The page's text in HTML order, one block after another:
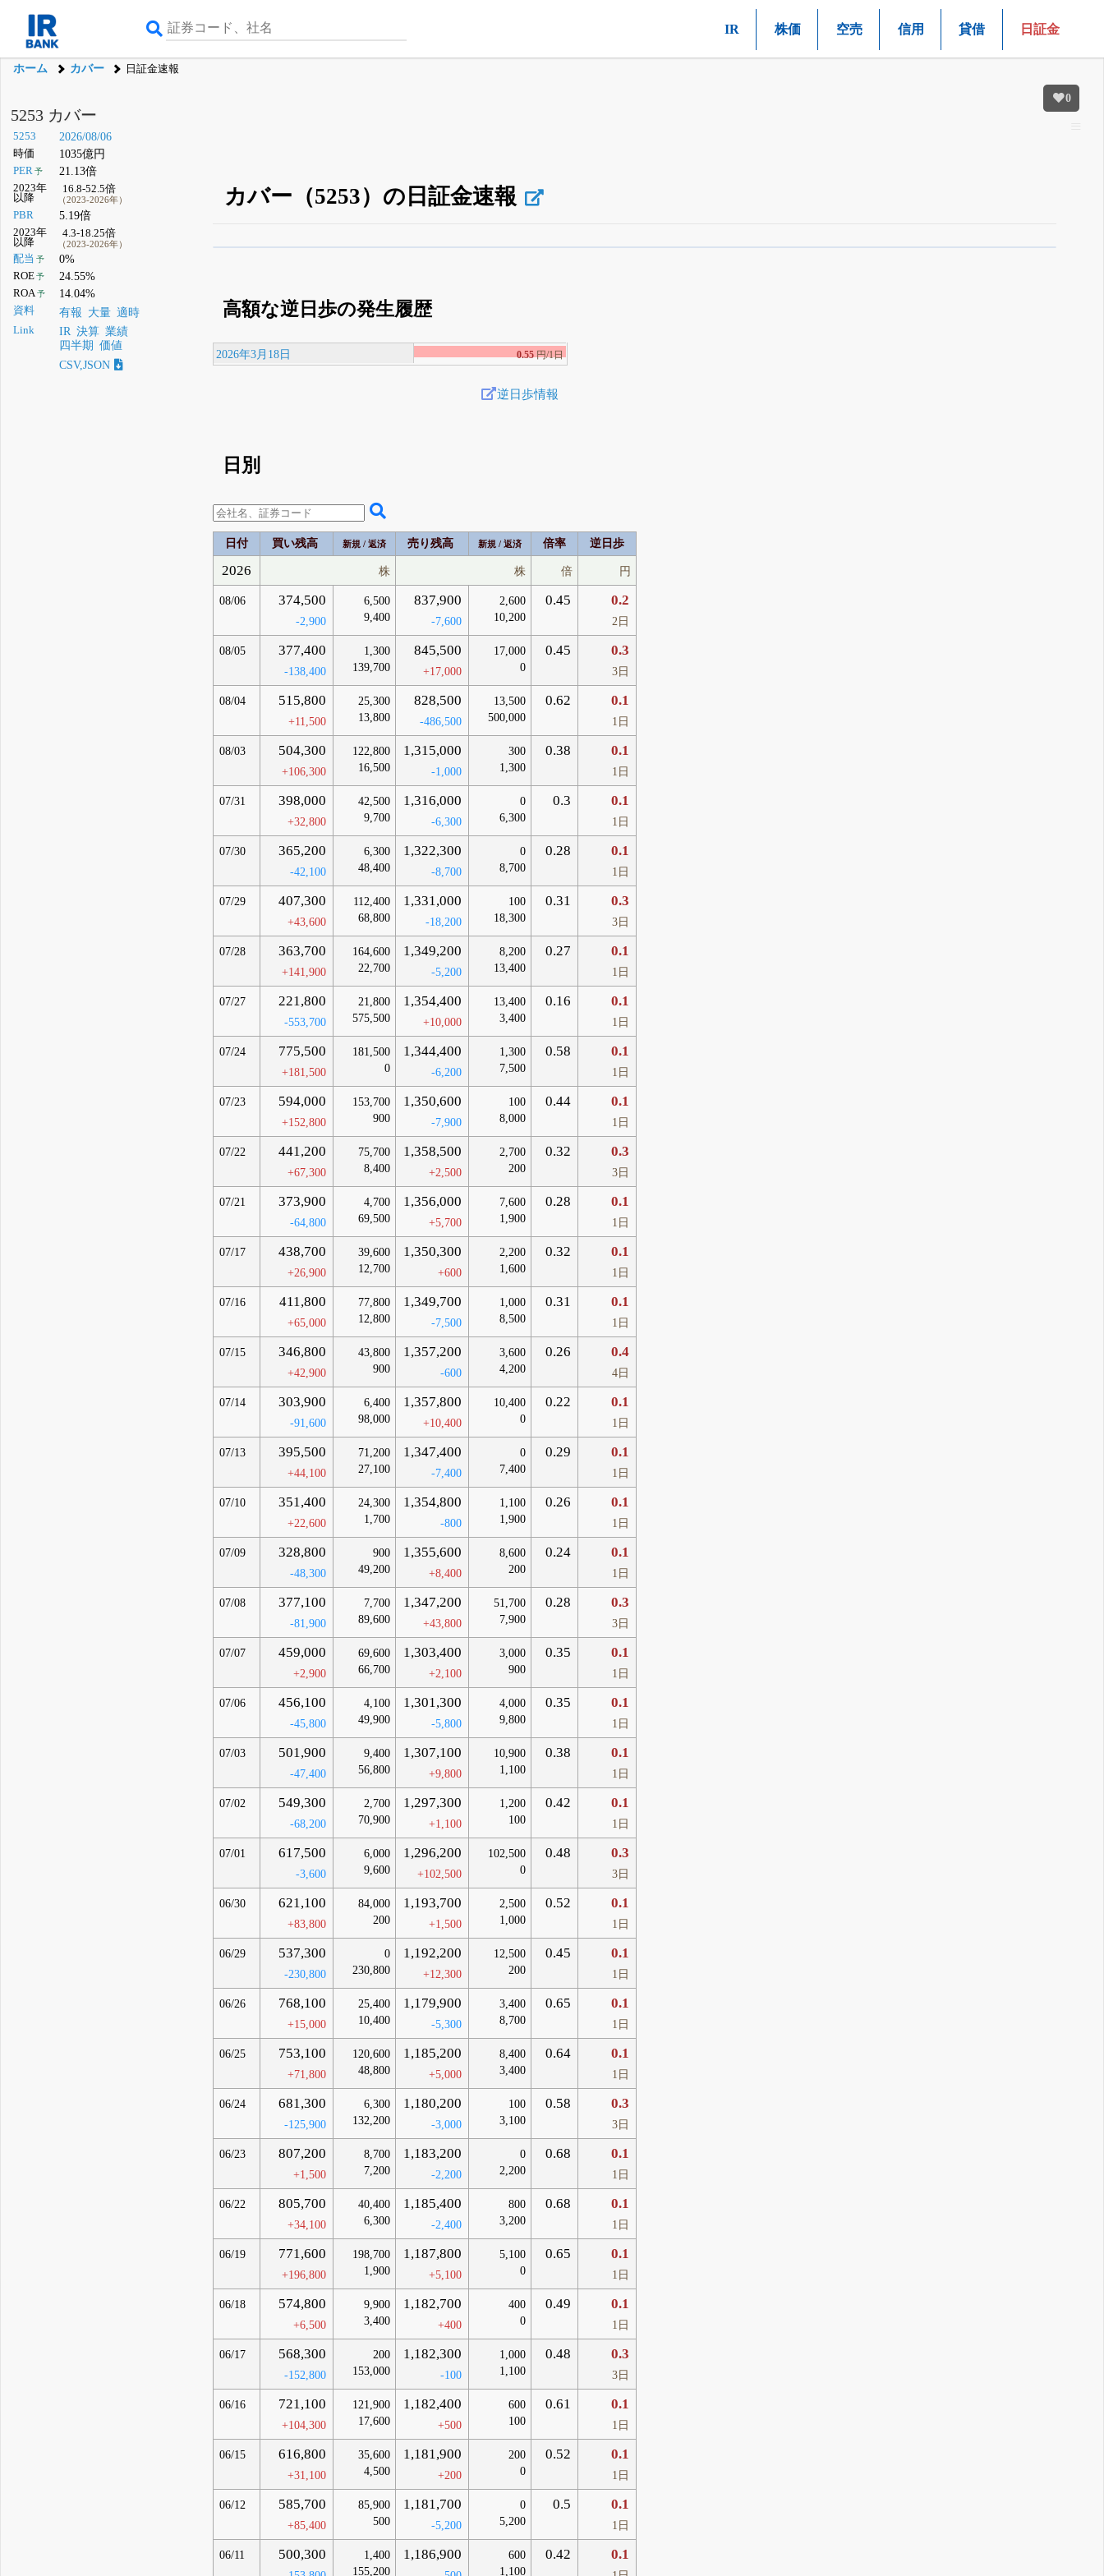
IR 株価 空売 信用 貸借 日証金
ホーム カバー 日証金速報
0
5253 カバー
5253 2026/08/06
時価 1035億円
PER予 21.13倍
2023年
以降
16.8-52.5倍
（2023-2026年）
PBR 5.19倍
2023年
以降
4.3-18.25倍
（2023-2026年）
配当 予 0%
ROE予 24.55%
ROA予 14.04%
資料 有報 大量 適時
Link IR 決算 業績
四半期
価値
CSV,JSON
カバー（5253）の日証金速報
登録すると永久30%OFFと米株版の先行利用も付きます
高額な逆日歩の発生履歴
2026年3月18日 0.55 円/1日
逆日歩情報
日別
日付 買い残高 新規 / 返済 売り残高 新規 / 返済 倍率 逆日歩
2026 株 株 倍 円
08/06 374,500
-2,900
6,500
9,400
837,900
-7,600
2,600
10,200
0.45 0.2
2日
08/05 377,400
-138,400
1,300
139,700
845,500
+17,000
17,000
0
0.45 0.3
3日
08/04 515,800
+11,500
25,300
13,800
828,500
-486,500
13,500
500,000
0.62 0.1
1日
08/03 504,300
+106,300
122,800
16,500
1,315,000
-1,000
300
1,300
0.38 0.1
1日
07/31 398,000
+32,800
42,500
9,700
1,316,000
-6,300
0
6,300
0.3 0.1
1日
07/30 365,200
-42,100
6,300
48,400
1,322,300
-8,700
0
8,700
0.28 0.1
1日
07/29 407,300
+43,600
112,400
68,800
1,331,000
-18,200
100
18,300
0.31 0.3
3日
07/28 363,700
+141,900
164,600
22,700
1,349,200
-5,200
8,200
13,400
0.27 0.1
1日
07/27 221,800
-553,700
21,800
575,500
1,354,400
+10,000
13,400
3,400
0.16 0.1
1日
07/24 775,500
+181,500
181,500
0
1,344,400
-6,200
1,300
7,500
0.58 0.1
1日
07/23 594,000
+152,800
153,700
900
1,350,600
-7,900
100
8,000
0.44 0.1
1日
07/22 441,200
+67,300
75,700
8,400
1,358,500
+2,500
2,700
200
0.32 0.3
3日
07/21 373,900
-64,800
4,700
69,500
1,356,000
+5,700
7,600
1,900
0.28 0.1
1日
07/17 438,700
+26,900
39,600
12,700
1,350,300
+600
2,200
1,600
0.32 0.1
1日
07/16 411,800
+65,000
77,800
12,800
1,349,700
-7,500
1,000
8,500
0.31 0.1
1日
07/15 346,800
+42,900
43,800
900
1,357,200
-600
3,600
4,200
0.26 0.4
4日
07/14 303,900
-91,600
6,400
98,000
1,357,800
+10,400
10,400
0
0.22 0.1
1日
07/13 395,500
+44,100
71,200
27,100
1,347,400
-7,400
0
7,400
0.29 0.1
1日
07/10 351,400
+22,600
24,300
1,700
1,354,800
-800
1,100
1,900
0.26 0.1
1日
07/09 328,800
-48,300
900
49,200
1,355,600
+8,400
8,600
200
0.24 0.1
1日
07/08 377,100
-81,900
7,700
89,600
1,347,200
+43,800
51,700
7,900
0.28 0.3
3日
07/07 459,000
+2,900
69,600
66,700
1,303,400
+2,100
3,000
900
0.35 0.1
1日
07/06 456,100
-45,800
4,100
49,900
1,301,300
-5,800
4,000
9,800
0.35 0.1
1日
07/03 501,900
-47,400
9,400
56,800
1,307,100
+9,800
10,900
1,100
0.38 0.1
1日
07/02 549,300
-68,200
2,700
70,900
1,297,300
+1,100
1,200
100
0.42 0.1
1日
07/01 617,500
-3,600
6,000
9,600
1,296,200
+102,500
102,500
0
0.48 0.3
3日
06/30 621,100
+83,800
84,000
200
1,193,700
+1,500
2,500
1,000
0.52 0.1
1日
06/29 537,300
-230,800
0
230,800
1,192,200
+12,300
12,500
200
0.45 0.1
1日
06/26 768,100
+15,000
25,400
10,400
1,179,900
-5,300
3,400
8,700
0.65 0.1
1日
06/25 753,100
+71,800
120,600
48,800
1,185,200
+5,000
8,400
3,400
0.64 0.1
1日
06/24 681,300
-125,900
6,300
132,200
1,180,200
-3,000
100
3,100
0.58 0.3
3日
06/23 807,200
+1,500
8,700
7,200
1,183,200
-2,200
0
2,200
0.68 0.1
1日
06/22 805,700
+34,100
40,400
6,300
1,185,400
-2,400
800
3,200
0.68 0.1
1日
06/19 771,600
+196,800
198,700
1,900
1,187,800
+5,100
5,100
0
0.65 0.1
1日
06/18 574,800
+6,500
9,900
3,400
1,182,700
+400
400
0
0.49 0.1
1日
06/17 568,300
-152,800
200
153,000
1,182,300
-100
1,000
1,100
0.48 0.3
3日
06/16 721,100
+104,300
121,900
17,600
1,182,400
+500
600
100
0.61 0.1
1日
06/15 616,800
+31,100
35,600
4,500
1,181,900
+200
200
0
0.52 0.1
1日
06/12 585,700
+85,400
85,900
500
1,181,700
-5,200
0
5,200
0.5 0.1
1日
06/11 500,300
1,400
155,200
1,186,900
600
1,100
0.42 0.1